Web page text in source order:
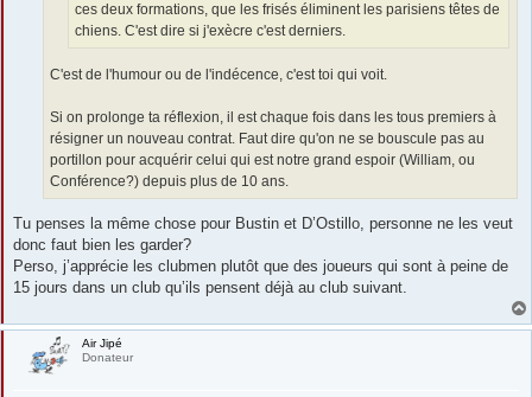
ces deux formations, que les frisés éliminent les parisiens têtes de
chiens. C'est dire si j'exècre c'est derniers.
C'est de l'humour ou de l'indécence, c'est toi qui voit.
Si on prolonge ta réflexion, il est chaque fois dans les tous premiers à
résigner un nouveau contrat. Faut dire qu'on ne se bouscule pas au
portillon pour acquérir celui qui est notre grand espoir (William, ou
Conférence?) depuis plus de 10 ans.
Tu penses la même chose pour Bustin et D’Ostillo, personne ne les veut
donc faut bien les garder?
Perso, j’apprécie les clubmen plutôt que des joueurs qui sont à peine de
15 jours dans un club qu’ils pensent déjà au club suivant.
Air Jipé
Donateur